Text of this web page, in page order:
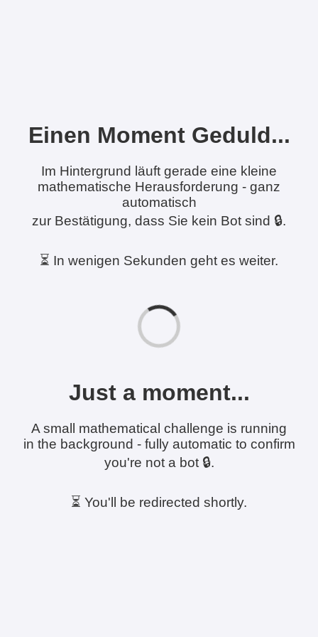
Einen Moment Geduld...
Im Hintergrund läuft gerade eine kleine
mathematische Herausforderung - ganz
automatisch
zur Bestätigung, dass Sie kein Bot sind 🔒.
⏳ In wenigen Sekunden geht es weiter.
Just a moment...
A small mathematical challenge is running
in the background - fully automatic to confirm
you're not a bot 🔒.
⏳ You'll be redirected shortly.